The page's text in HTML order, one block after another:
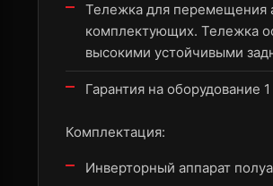
Тележка для перемещения
комплектующих. Тележка
высокими устойчивыми
Гарантия на оборудование 1
Комплектация:
Инверторный аппарат